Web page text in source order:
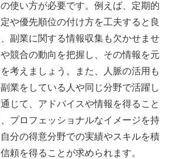
使い方が必要です。例えば、定期的
や優先順位の付け方を工夫すると良
副業に関する情報収集も欠かせませ
競合の動向を把握し、その情報を元
考えましょう。また、人脈の活用も
業をしている人や同じ分野で活躍し
じて、アドバイスや情報を得ること
プロフェッショナルなイメージを持
分の得意分野での実績やスキルを積
頼を得ることが求められます。